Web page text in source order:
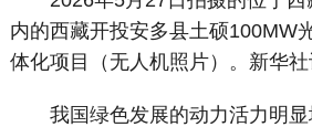
内的西藏开投安多县土硕100MW
体化项目（无人机照片）。新华
我国绿色发展的动力活力明显